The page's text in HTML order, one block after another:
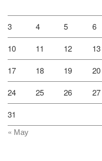
3 4 5 6
10 11 12 13
17 18 19 20
24 25 26 27
31
« Мау